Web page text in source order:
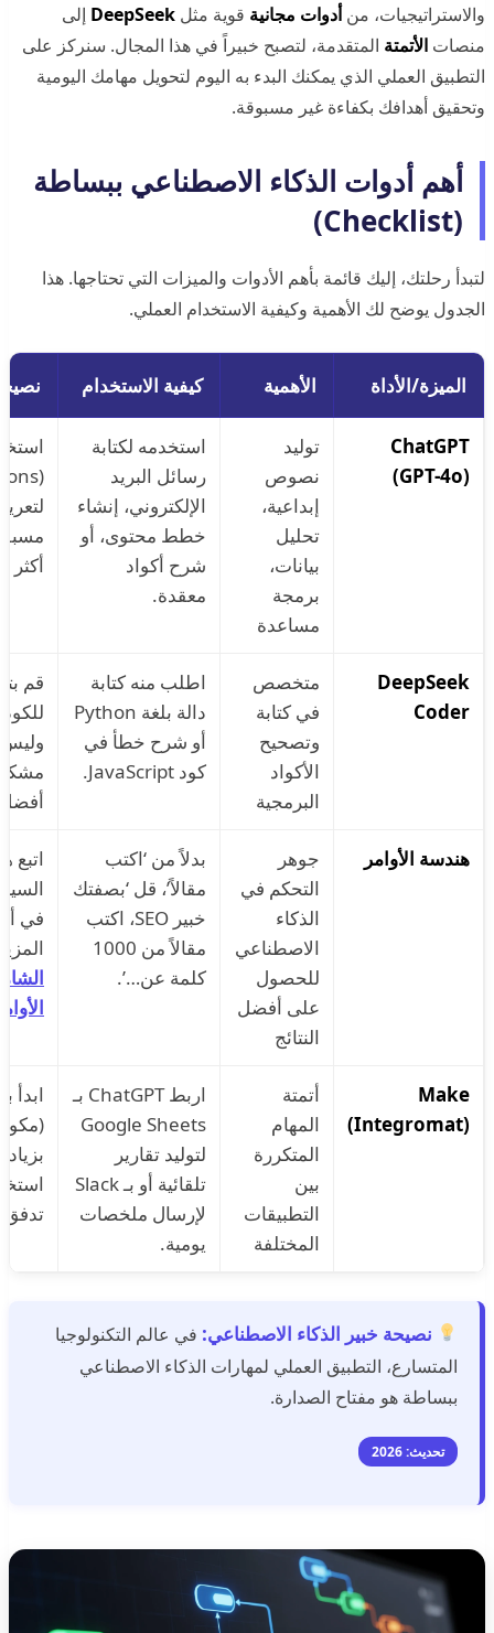
والاستراتيجيات، منأدوات مجانية قوية مثل DeepSeek إلى
منصات الأتمتة المتقدمة، لتصبح خبيراً في هذا المجال. سنركز على
التطبيق العملي الذي يمكنك البدء به اليوم لتحويل مهامك اليومية
وتحقيق أهدافك بكفاءة غير مسبوقة.
أهم أدوات الذكاء الاصطناعي ببساطة
(Checklist)
لتبدأ رحلتك، إليك قائمة بأهم الأدوات والميزات التي تحتاجها. هذا
الجدول يوضح لك الأهمية وكيفية الاستخدام العملي.
الميزة/الأداة الأهمية كيفية الاستخدام
ChatGPT
(GPT-4o)
توليد
نصوص
إبداعية،
تحليل
بيانات،
برمجة
مساعدة
استخدمه لكتابة
رسائل البريد
الإلكتروني، إنشاء
خطط محتوى، أو
شرح أكواد
معقدة.
أكثر
DeepSeek
Coder
متخصص
في كتابة
وتصحيح
الأكواد
البرمجية
اطلب منه كتابة
دالة بلغة Python
أو شرح خطأ في
كود JavaScript.
قم
وليس
هندسة الأوامر
جوهر
التحكم في
الذكاء
الاصطناعي
للحصول
على أفضل
النتائج
بدلاً من ‘اكتب
مقالاً’، قل ‘بصفتك
خبير SEO، اكتب
مقالاً من 1000
كلمة عن…’.
اتبع
في
Make
(Integromat)
أتمتة
المهام
المتكررة
بين
التطبيقات
المختلفة
اربط ChatGPT بـ
Google Sheets
لتوليد تقارير
تلقائية أو بـ Slack
لإرسال ملخصات
يومية.
ابدأ
تدفق
نصيحة خبير الذكاء الاصطناعي: في عالم التكنولوجيا
المتسارع، التطبيق العملي لمهارات الذكاء الاصطناعي
ببساطة هو مفتاح الصدارة.
تحديث: 2026